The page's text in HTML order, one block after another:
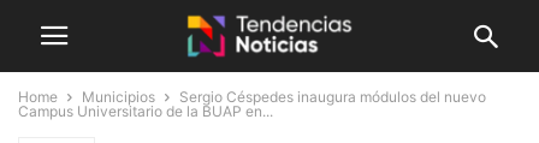
Home Municipios
Sergio Céspedes inaugura módulos del nuevo
Campus Universitario de la BUAP en...